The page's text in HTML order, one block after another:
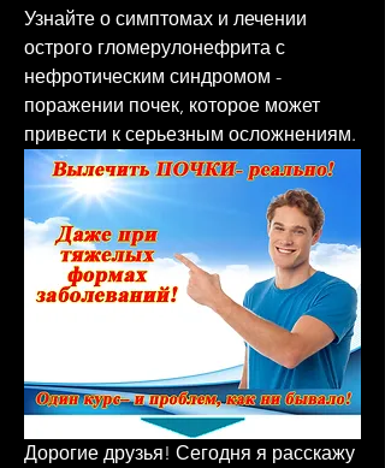
Узнайте о симптомах и лечении
острого гломерулонефрита с
нефротическим синдромом -
поражении почек, которое может
привести к серьезным осложнениям.
Дорогие друзья! Сегодня я расскажу